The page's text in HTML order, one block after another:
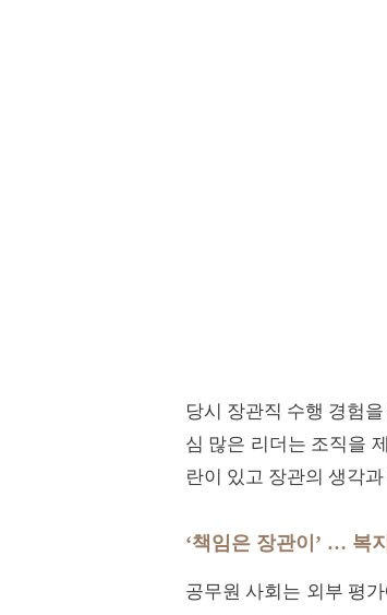
당시 장관직 수행 경험
심 많은 리더는 조직을
란이 있고 장관의 생각
‘책임은 장관이’ … 복
공무원 사회는 외부 평